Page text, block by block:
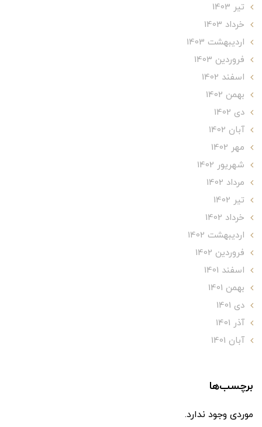
تير 1403
خرداد 1403
ارديبهشت 1403
فروردین 1403
اسفند 1402
بهمن 1402
دی 1402
آبان 1402
مهر 1402
شهریور 1402
مرداد 1402
تير 1402
خرداد 1402
ارديبهشت 1402
فروردین 1402
اسفند 1401
بهمن 1401
دی 1401
آذر 1401
آبان 1401
برچسب‌ها
موردی وجود ندارد.